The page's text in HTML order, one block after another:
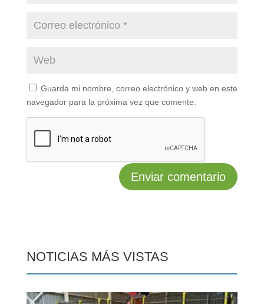
Guarda mi nombre, correo electrónico y web en este
navegador para la próxima vez que comente.
NOTICIAS MÁS VISTAS